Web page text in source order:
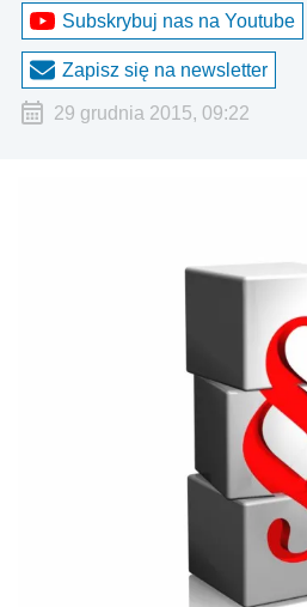
Subskrybuj nas na Youtube
Zapisz się na newsletter
29 grudnia 2015, 09:22